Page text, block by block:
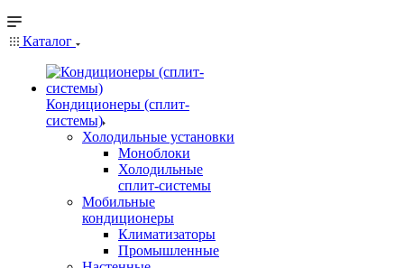
Каталог
Кондиционеры (сплит-
системы)
Холодильные установки
Моноблоки
Холодильные
сплит-системы
Мобильные
кондиционеры
Климатизаторы
Промышленные